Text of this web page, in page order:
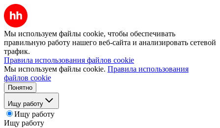
Мы используем файлы cookie, чтобы обеспечивать
правильную работу нашего веб-сайта и анализировать сетевой
трафик.
Правила использования файлов cookie
Мы используем файлы cookie. Правила использования
файлов cookie
Понятно
Ищу работу
Ищу работу
Ищу работу